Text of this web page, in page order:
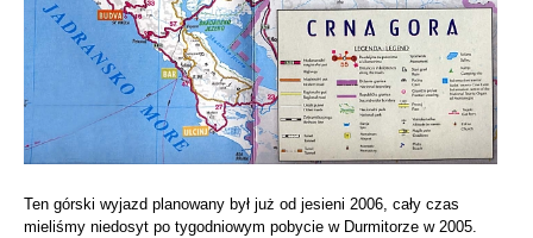
Ten górski wyjazd planowany był już od jesieni 2006, cały czas
mieliśmy niedosyt po tygodniowym pobycie w Durmitorze w 2005.